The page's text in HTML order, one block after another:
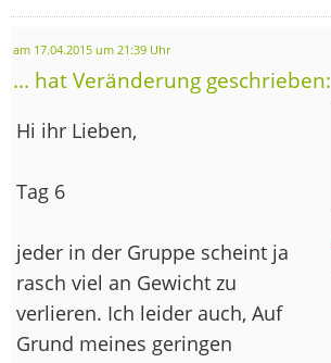
am 17.04.2015 um 21:39 Uhr
... hat Veränderung geschrieben:
Hi ihr Lieben,
Tag 6
jeder in der Gruppe scheint ja
rasch viel an Gewicht zu
verlieren. Ich leider auch, Auf
Grund meines geringen